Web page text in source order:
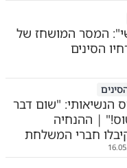
המסר המושחז של
הסינים
הנשיאותי: "שום דבר
| ההנחיה
חברי המשלחת